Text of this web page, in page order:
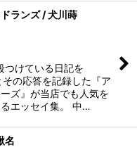
ランズ / 犬川蒔
けている日記を
の応答を記録した『ア
ズ』が当店でも人気を
エッセイ集。 中…
名